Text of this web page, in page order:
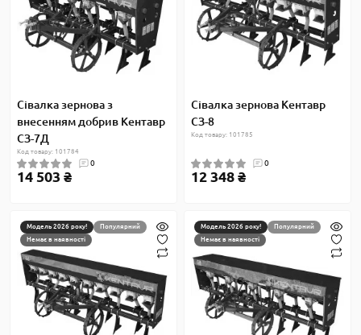
Сівалка зернова з
внесенням добрив Кентавр
СЗ-7Д
Код товару: 101784
0
14 503 ₴
Сівалка зернова Кентавр
СЗ-8
Код товару: 101785
0
12 348 ₴
Модель 2026 року!
Популярний
Немає в наявності
Модель 2026 року!
Популярний
Немає в наявності